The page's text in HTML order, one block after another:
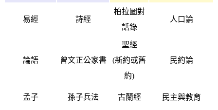
易經 詩經
柏拉圖對
話錄
人口論
論語 曾文正公家書
聖經
(新約或舊
約)
民約論
孟子 孫子兵法 古蘭經 民主與教育